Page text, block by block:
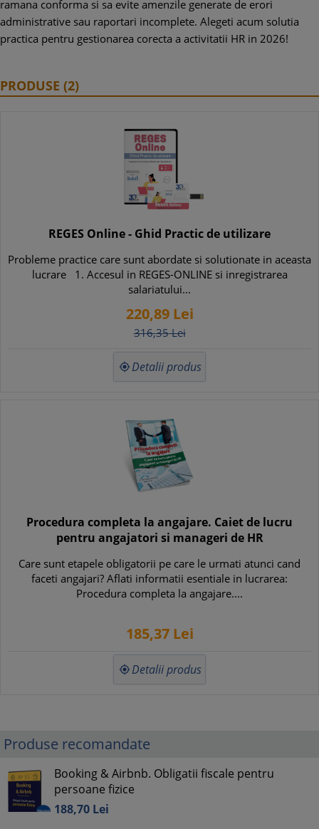
ramana conforma si sa evite amenzile generate de erori
administrative sau raportari incomplete. Alegeti acum solutia
practica pentru gestionarea corecta a activitatii HR in 2026!
PRODUSE (2)
REGES Online - Ghid Practic de utilizare
Probleme practice care sunt abordate si solutionate in aceasta
lucrare 1. Accesul in REGES-ONLINE si inregistrarea
salariatului...
316,35Lei
220,89Lei
 Detalii produs
Procedura completa la angajare. Caiet de lucru
pentru angajatori si manageri de HR
Care sunt etapele obligatorii pe care le urmati atunci cand
faceti angajari? Aflati informatii esentiale in lucrarea:
Procedura completa la angajare....
185,37Lei
 Detalii produs
Produse recomandate
Booking & Airbnb. Obligatii fiscale pentru
persoane fizice
188,70 Lei